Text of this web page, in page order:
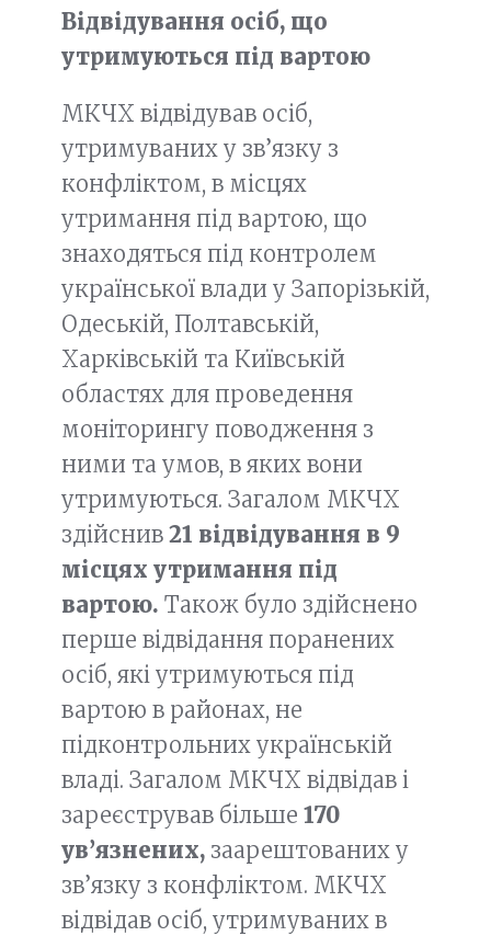
Відвідування осіб, що
утримуються під вартою
МКЧХ відвідував осіб,
утримуваних у зв’язку з
конфліктом, в місцях
утримання під вартою, що
знаходяться під контролем
української влади у Запорізькій,
Одеській, Полтавській,
Харківській та Київській
областях для проведення
моніторингу поводження з
ними та умов, в яких вони
утримуються. Загалом МКЧХ
здійснив 21 відвідування в 9
місцях утримання під
вартою. Також було здійснено
перше відвідання поранених
осіб, які утримуються під
вартою в районах, не
підконтрольних українській
владі. Загалом МКЧХ відвідав і
зареєстрував більше 170
ув’язнених, заарештованих у
зв’язку з конфліктом. МКЧХ
відвідав осіб, утримуваних в